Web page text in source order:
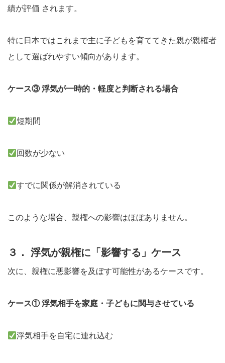
績が評価 されます。
特に日本ではこれまで主に子どもを育ててきた親が親権者
として選ばれやすい傾向があります。
ケース③ 浮気が一時的・軽度と判断される場合
短期間
回数が少ない
すでに関係が解消されている
このような場合、親権への影響はほぼありません。
３． 浮気が親権に「影響する」ケース
次に、親権に悪影響を及ぼす可能性があるケースです。
ケース① 浮気相手を家庭・子どもに関与させている
浮気相手を自宅に連れ込む